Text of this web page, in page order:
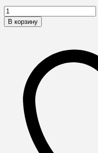
В корзину